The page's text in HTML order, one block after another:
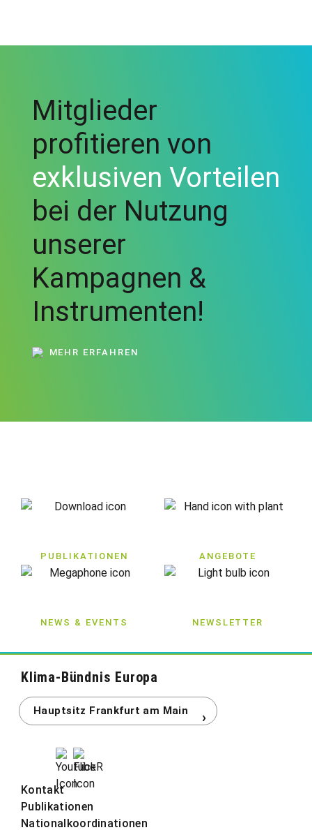
Mitglieder
profitieren von
exklusiven Vorteilen
bei der Nutzung
unserer
Kampagnen &
Instrumenten!
MEHR ERFAHREN
PUBLIKATIONEN ANGEBOTE
NEWS & EVENTS NEWSLETTER
Klima-Bündnis Europa
Kontakt
Publikationen
Nationalkoordinationen